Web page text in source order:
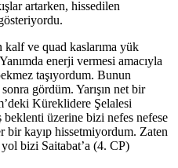
artarken, hissedilen
gösteriyordu.
kalf ve quad kaslarıma yük
enerji vermesi amacıyla
taşıyordum. Bunun
gördüm. Yarışın net bir
Küreklidere Şelalesi
beklenti üzerine bizi nefes nefese
bir kayıp hissetmiyordum. Zaten
bizi Saitabat’a (4. CP)